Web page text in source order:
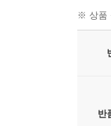
※ 상품
반